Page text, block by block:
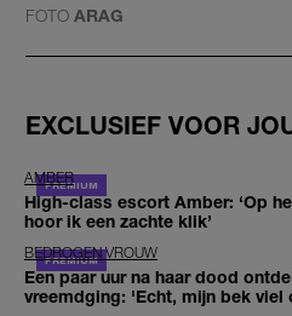
FOTO ARAG
EXCLUSIEF VOOR
AMBER
High-class escort Amber: ‘Op
hoor ik een zachte klik’
BEDROGEN VROUW
Een paar uur na haar dood
vreemdging: 'Echt, mijn bek viel